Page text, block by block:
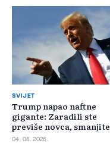
SVIJET
Trump napao naftne
gigante: Zaradili ste
previše novca, smanjite
cijene
04. 08. 2026.